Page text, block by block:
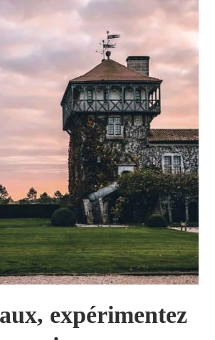
expérimentez